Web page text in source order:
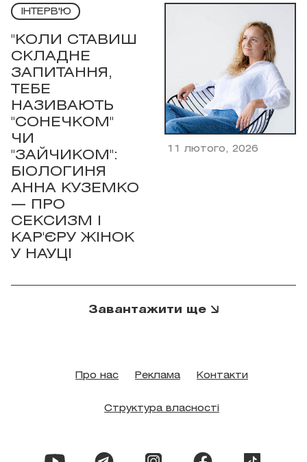
ІНТЕРВ'Ю
"КОЛИ СТАВИШ
СКЛАДНЕ
ЗАПИТАННЯ,
ТЕБЕ
НАЗИВАЮТЬ
"СОНЕЧКОМ"
ЧИ
"ЗАЙЧИКОМ":
БІОЛОГИНЯ
АННА КУЗЕМКО
— ПРО
СЕКСИЗМ І
КАР'ЄРУ ЖІНОК
У НАУЦІ
11 лютого, 2026
Завантажити ще
Про нас Реклама Контакти
Структура власності